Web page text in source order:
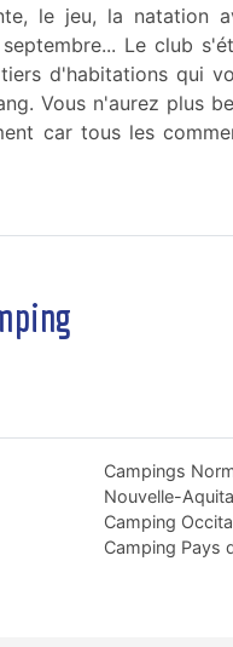
le jeu, la natation
Le club
d'habitations qui
Vous n'aurez plus
car tous les
Campings
Nouvelle-
Camping
Camping Pays